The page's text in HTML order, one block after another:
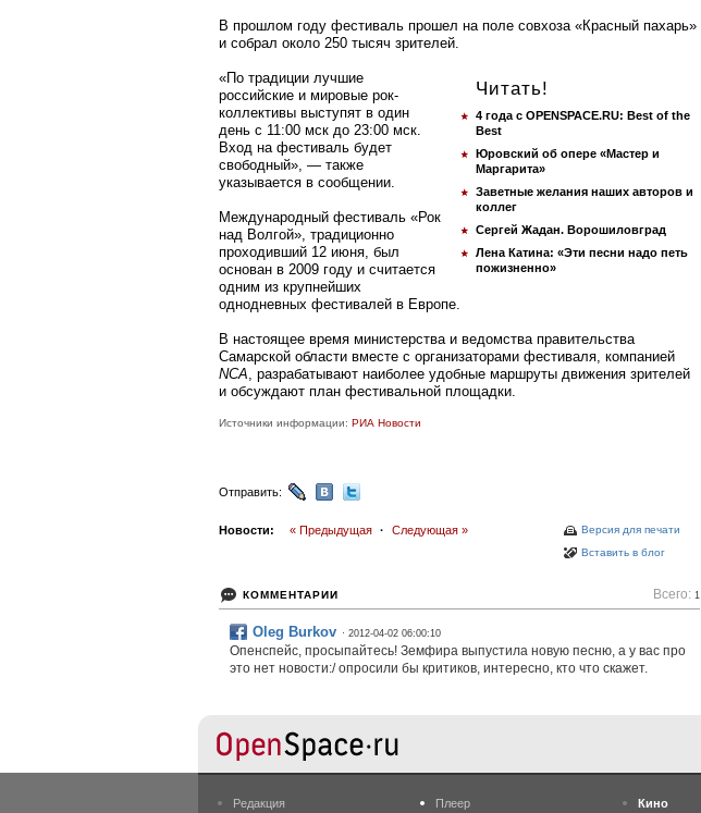
В прошлом году фестиваль прошел на поле совхоза «Красный пахарь»
и собрал около 250 тысяч зрителей.
Читать!
4 года с OPENSPACE.RU: Best of the
Best
Юровский об опере «Мастер и
Маргарита»
Заветные желания наших авторов и
коллег
Сергей Жадан. Ворошиловград
Лена Катина: «Эти песни надо петь
пожизненно»
«По традиции лучшие
российские и мировые рок-
коллективы выступят в один
день с 11:00 мск до 23:00 мск.
Вход на фестиваль будет
свободный», — также
указывается в сообщении.
Международный фестиваль «Рок
над Волгой», традиционно
проходивший 12 июня, был
основан в 2009 году и считается
одним из крупнейших
однодневных фестивалей в Европе.
В настоящее время министерства и ведомства правительства
Самарской области вместе с организаторами фестиваля, компанией
NCA, разрабатывают наиболее удобные маршруты движения зрителей
и обсуждают план фестивальной площадки.
Источники информации: РИА Новости
Отправить:
Версия для печати
Вставить в блог
Новости: « Предыдущая · Следующая »
КОММЕНТАРИИ Всего: 1
Oleg Burkov · 2012-04-02 06:00:10
Опенспейс, просыпайтесь! Земфира выпустила новую песню, а у вас про
это нет новости:/ опросили бы критиков, интересно, кто что скажет.
Редакция Плеер Кино